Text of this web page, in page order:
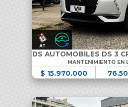
DS AUTOMOBILES DS 3
MANTENIMIENTO EN
$ 15.970.000